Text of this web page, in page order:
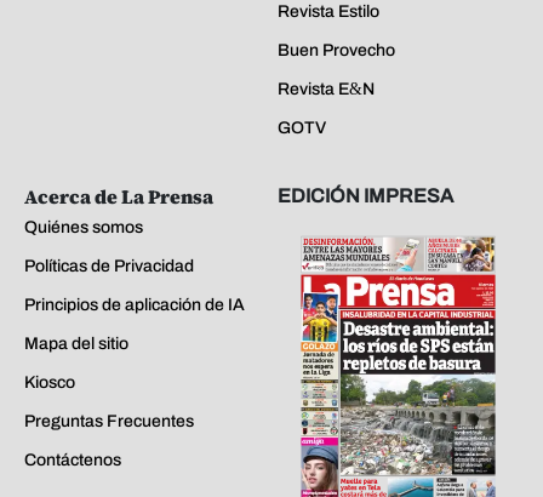
Revista Estilo
Buen Provecho
Revista E&N
GOTV
Acerca de La Prensa
Quiénes somos
Políticas de Privacidad
Principios de aplicación de IA
Mapa del sitio
Kiosco
Preguntas Frecuentes
Contáctenos
EDICIÓN IMPRESA